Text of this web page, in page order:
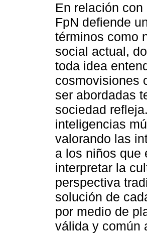
En relación
FpN defiende
términos como
social actual,
toda idea
cosmovisiones
ser abordadas
sociedad
inteligencias
valorando las
a los niños que
interpretar la
perspectiva
solución de
por medio de
válida y común